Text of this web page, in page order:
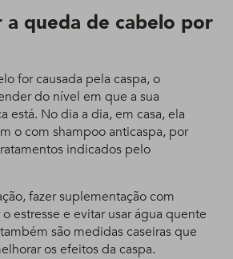
queda de cabelo por
for causada pela caspa, o
do nível em que a sua
está. No dia a dia, em casa, ela
o com shampoo anticaspa, por
indicados pelo
fazer suplementação com
estresse e evitar usar água quente
são medidas caseiras que
os efeitos da caspa.